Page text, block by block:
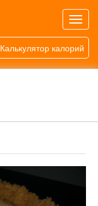
Калькулятор калорий